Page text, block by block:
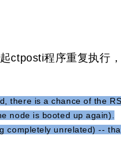
程序重复执行，
there is a chance of the
node is booted up again).
completely unrelated) --